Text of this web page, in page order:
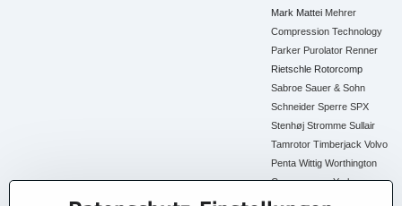
Mark Mattei Mehrer
Compression Technology
Parker Purolator Renner
Rietschle Rotorcomp
Sabroe Sauer & Sohn
Schneider Sperre SPX
Stenhøj Stromme Sullair
Tamrotor Timberjack Volvo
Penta Wittig Worthington
Creyssensac York
Alle Ersatzteile